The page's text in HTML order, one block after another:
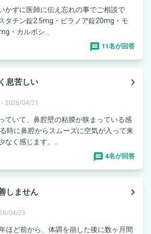
かずに医師に伝え忘れの事でご相談で
タチン錠2.5mg・ピラノア錠20mg・モ
・カルボシ...
11名が回答
息苦しい
navigate_next
- 2026/04/21
ていて、鼻腔壁の粘膜が狭まっている感
時に鼻腔からスムーズに空気が入って来
く感じます。...
4名が回答
しません
navigate_next
04/23
ほど前から、体調を崩した後に数ヶ月間